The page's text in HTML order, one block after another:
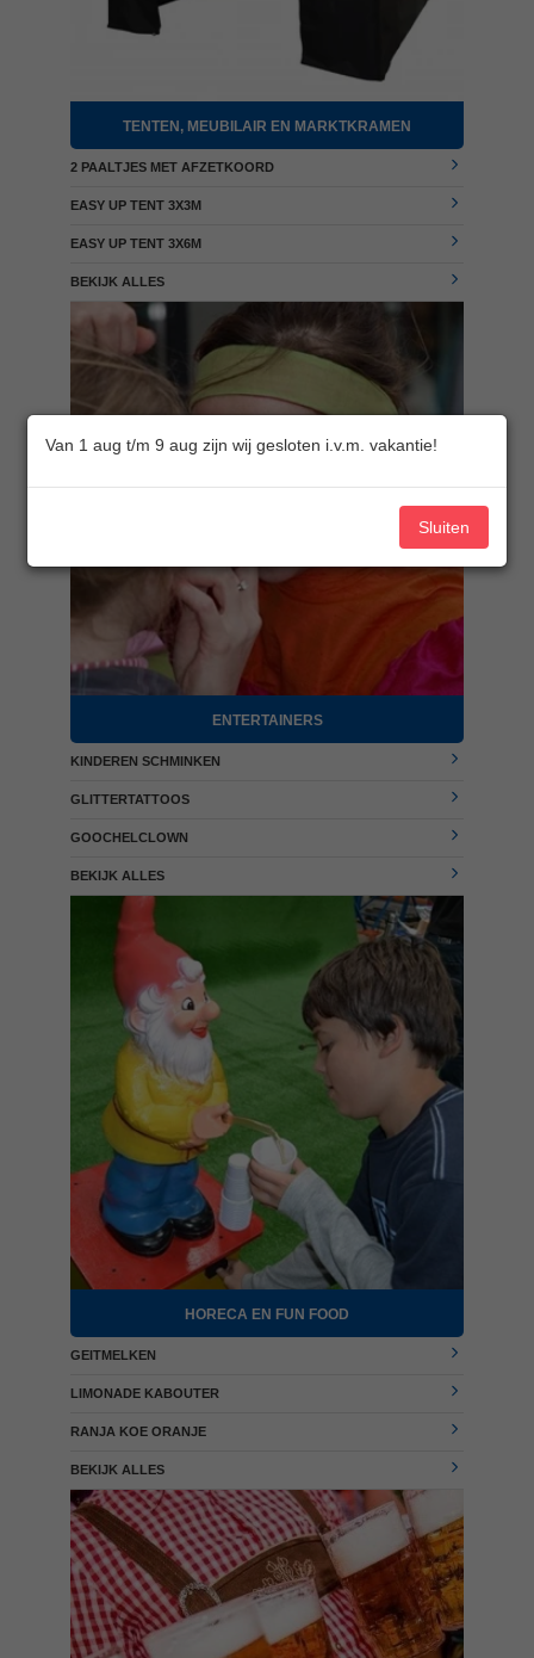
Van 1 aug t/m 9 aug zijn wij gesloten i.v.m. vakantie!
Sluiten
TENTEN, MEUBILAIR EN MARKTKRAMEN
2 PAALTJES MET AFZETKOORD
EASY UP TENT 3X3M
EASY UP TENT 3X6M
BEKIJK ALLES
ENTERTAINERS
KINDEREN SCHMINKEN
GLITTERTATTOOS
GOOCHELCLOWN
BEKIJK ALLES
HORECA EN FUN FOOD
GEITMELKEN
LIMONADE KABOUTER
RANJA KOE ORANJE
BEKIJK ALLES